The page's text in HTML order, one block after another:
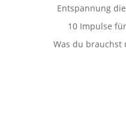
Entspannung
10 Impulse
Was du brauchst